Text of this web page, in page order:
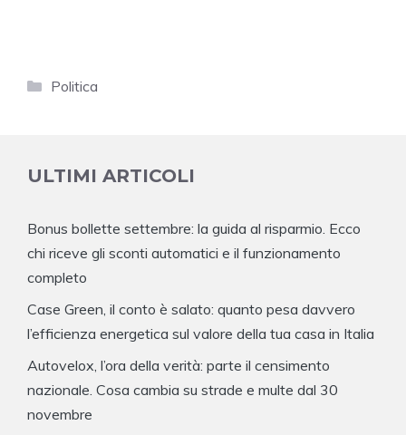
Categorie
Politica
ULTIMI ARTICOLI
Bonus bollette settembre: la guida al risparmio. Ecco
chi riceve gli sconti automatici e il funzionamento
completo
Case Green, il conto è salato: quanto pesa davvero
l’efficienza energetica sul valore della tua casa in Italia
Autovelox, l’ora della verità: parte il censimento
nazionale. Cosa cambia su strade e multe dal 30
novembre